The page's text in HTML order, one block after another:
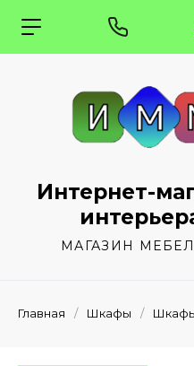
Интернет-
МАГАЗИН
Главная / Шкафы /